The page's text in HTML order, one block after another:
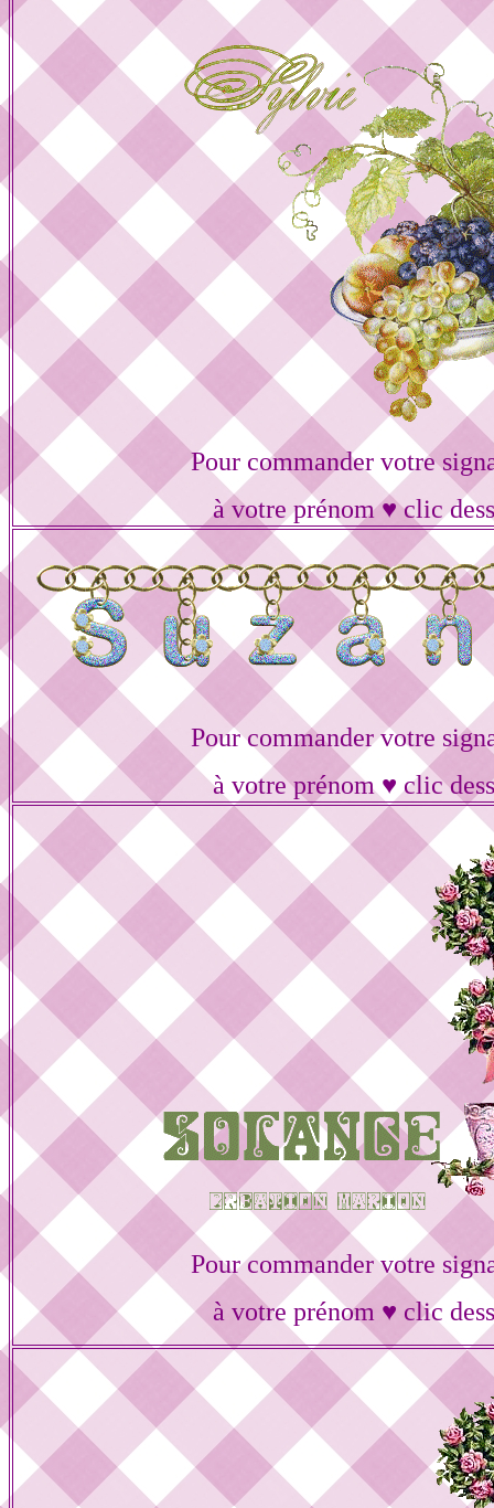
Pour commander votre
à votre prénom ♥ clic
Pour commander votre
à votre prénom ♥ clic
Pour commander votre
à votre prénom ♥ clic